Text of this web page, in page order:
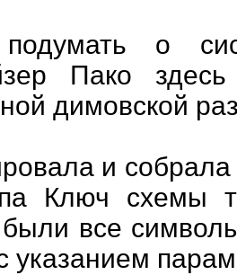
о
Пако
димовской
и
Ключ схемы
все
указанием